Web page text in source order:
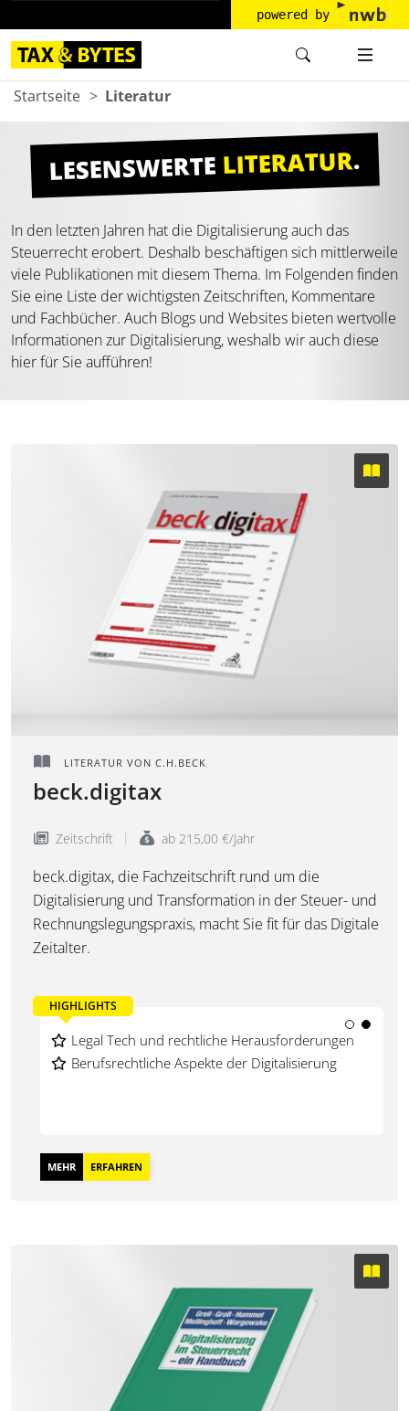
powered by
Startseite Literatur
LESENSWERTE LITERATUR.
In den letzten Jahren hat die Digitalisierung auch das
Steuerrecht erobert. Deshalb beschäftigen sich mittlerweile
viele Publikationen mit diesem Thema. Im Folgenden finden
Sie eine Liste der wichtigsten Zeitschriften, Kommentare
und Fachbücher. Auch Blogs und Websites bieten wertvolle
Informationen zur Digitalisierung, weshalb wir auch diese
hier für Sie aufführen!
LITERATUR VON C.H.BECK
beck.digitax
Zeitschrift ab 215,00 €/Jahr
beck.digitax, die Fachzeitschrift rund um die
Digitalisierung und Transformation in der Steuer- und
Rechnungslegungspraxis, macht Sie fit für das Digitale
Zeitalter.
HIGHLIGHTS
Aktuelle Entwicklungen im Steuerrecht und
Rechnungswesen
Legal Tech und rechtliche Herausforderungen
Berufsrechtliche Aspekte der Digitalisierung
MEHR ERFAHREN